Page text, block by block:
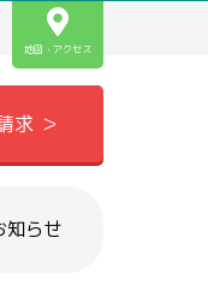
地図・アクセス
求 ＞
知らせ